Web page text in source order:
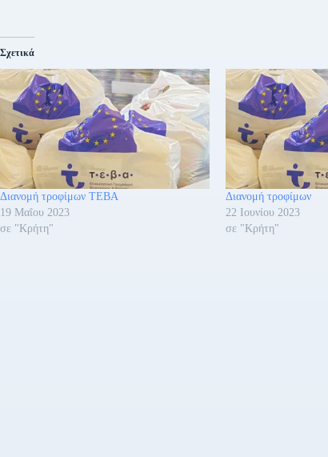
Σχετικά
Διανομή τροφίμων ΤΕΒΑ
19 Μαΐου 2023
σε "Κρήτη"
Διανομή τροφίμων
22 Ιουνίου 2023
σε "Κρήτη"